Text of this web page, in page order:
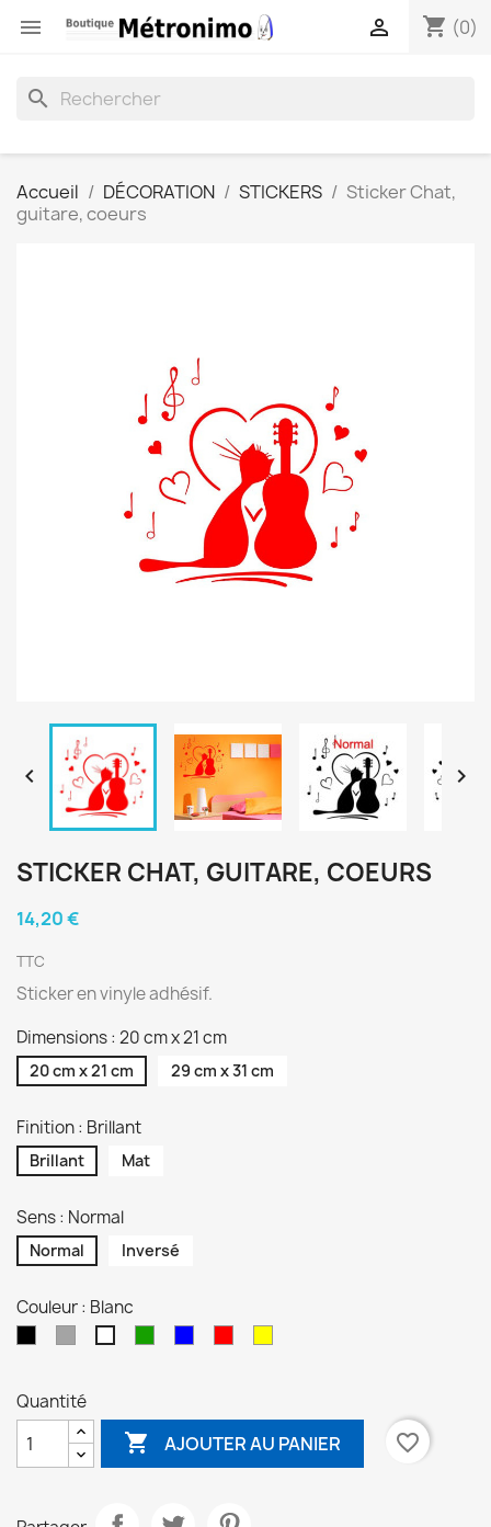
 shopping_cart (0)

search
Accueil DÉCORATION STICKERS
Sticker Chat,
guitare, coeurs
 
STICKER CHAT, GUITARE, COEURS
14,20 €
TTC
Sticker en vinyle adhésif.
Dimensions : 20 cm x 21 cm
20 cm x 21 cm 29 cm x 31 cm
Finition : Brillant
Brillant Mat
Sens : Normal
Normal Inversé
Couleur : Blanc
Quantité
 AJOUTER AU PANIER favorite_border